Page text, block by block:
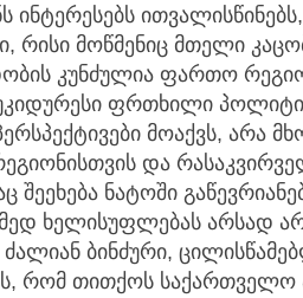
ინტერესებს
რისი მოწმენიც მთელი
კუნძულია ფართო
ფრთხილი
მოაქვს, არა
და
შეეხება ნატოში
ხელისუფლებას არსად არ
ბინძური,
რომ თითქოს საქართველო